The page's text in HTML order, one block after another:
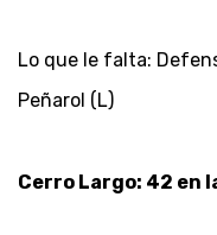
Lo que le falta:
Peñarol (L)
Cerro Largo: 42 en